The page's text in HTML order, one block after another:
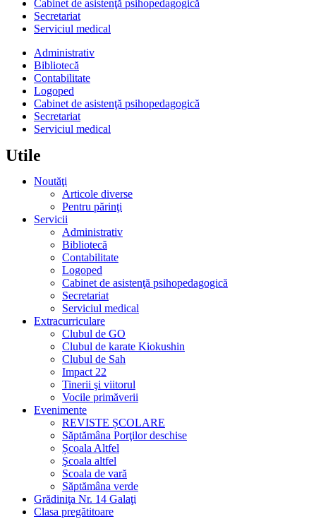
Cabinet de asistenţă psihopedagogică
Secretariat
Serviciul medical
Administrativ
Bibliotecă
Contabilitate
Logoped
Cabinet de asistenţă psihopedagogică
Secretariat
Serviciul medical
Utile
Noutăţi
Articole diverse
Pentru părinţi
Servicii
Administrativ
Bibliotecă
Contabilitate
Logoped
Cabinet de asistenţă psihopedagogică
Secretariat
Serviciul medical
Extracurriculare
Clubul de GO
Clubul de karate Kiokushin
Clubul de Sah
Impact 22
Tinerii şi viitorul
Vocile primăverii
Evenimente
REVISTE ȘCOLARE
Săptămâna Porţilor deschise
Școala Altfel
Şcoala altfel
Scoala de vară
Săptămâna verde
Grădiniţa Nr. 14 Galaţi
Clasa pregătitoare